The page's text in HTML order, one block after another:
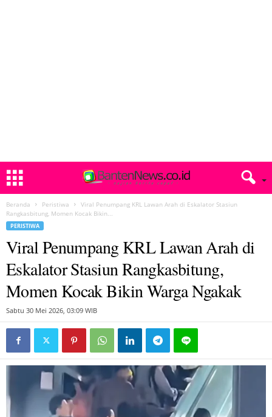
Beranda Peristiwa
Viral Penumpang KRL Lawan Arah di Eskalator Stasiun
Rangkasbitung, Momen Kocak Bikin...
PERISTIWA
Viral Penumpang KRL Lawan Arah di
Eskalator Stasiun Rangkasbitung,
Momen Kocak Bikin Warga Ngakak
Sabtu 30 Mei 2026, 03:09 WIB